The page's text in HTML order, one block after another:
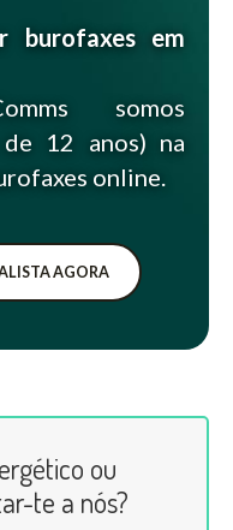
burofaxes em
somos
12 anos) na
online.
AGORA
ou
te a nós?